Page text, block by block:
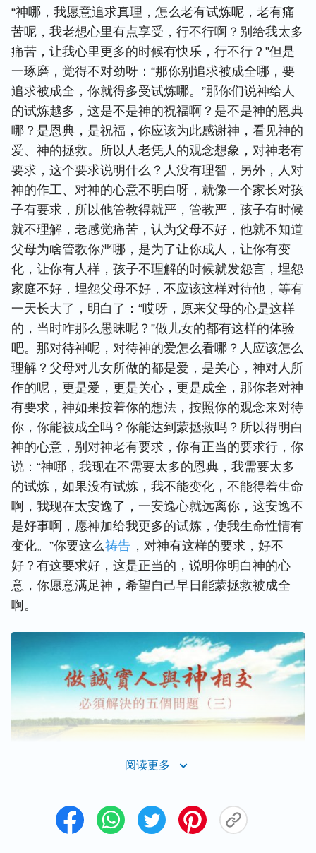
“神哪，我愿意追求真理，怎么老有试炼呢，老有痛
苦呢，我老想心里有点享受，行不行啊？别给我太多
痛苦，让我心里更多的时候有快乐，行不行？”但是
一琢磨，觉得不对劲呀：“那你别追求被成全哪，要
追求被成全，你就得多受试炼哪。”那你们说神给人
的试炼越多，这是不是神的祝福啊？是不是神的恩典
哪？是恩典，是祝福，你应该为此感谢神，看见神的
爱、神的拯救。所以人老凭人的观念想象，对神老有
要求，这个要求说明什么？人没有理智，另外，人对
神的作工、对神的心意不明白呀，就像一个家长对孩
子有要求，所以他管教得就严，管教严，孩子有时候
就不理解，老感觉痛苦，认为父母不好，他就不知道
父母为啥管教你严哪，是为了让你成人，让你有变
化，让你有人样，孩子不理解的时候就发怨言，埋怨
家庭不好，埋怨父母不好，不应该这样对待他，等有
一天长大了，明白了：“哎呀，原来父母的心是这样
的，当时咋那么愚昧呢？”做儿女的都有这样的体验
吧。那对待神呢，对待神的爱怎么看哪？人应该怎么
理解？父母对儿女所做的都是爱，是关心，神对人所
作的呢，更是爱，更是关心，更是成全，那你老对神
有要求，神如果按着你的想法，按照你的观念来对待
你，你能被成全吗？你能达到蒙拯救吗？所以得明白
神的心意，别对神老有要求，你有正当的要求行，你
说：“神哪，我现在不需要太多的恩典，我需要太多
的试炼，如果没有试炼，我不能变化，不能得着生命
啊，我现在太安逸了，一安逸心就远离你，这安逸不
是好事啊，愿神加给我更多的试炼，使我生命性情有
变化。”你要这么祷告 ，对神有这样的要求，好不
好？有这要求好，这是正当的，说明你明白神的心
意，你愿意满足神，希望自己早日能蒙拯救被成全
啊。
对神老有要求、有奢侈欲望，稍不如意还心里不满，
阅读更多